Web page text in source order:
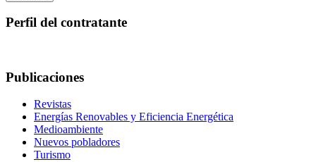
Perfil del contratante
Publicaciones
Revistas
Energías Renovables y Eficiencia Energética
Medioambiente
Nuevos pobladores
Turismo